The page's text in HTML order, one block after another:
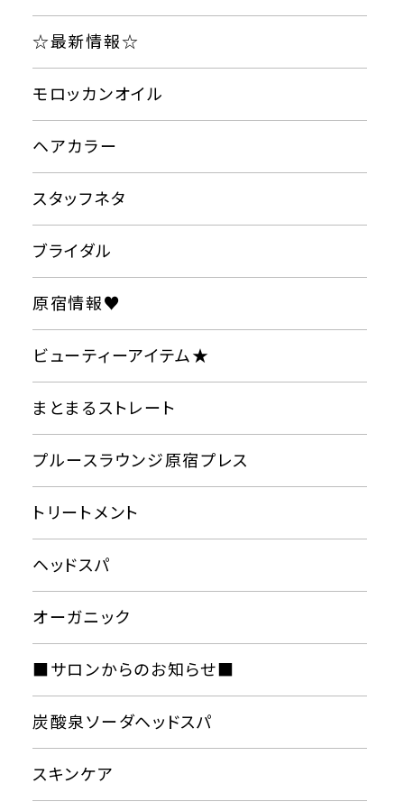
☆最新情報☆
モロッカンオイル
ヘアカラー
スタッフネタ
ブライダル
原宿情報♥
ビューティーアイテム★
まとまるストレート
プルースラウンジ原宿プレス
トリートメント
ヘッドスパ
オーガニック
■サロンからのお知らせ■
炭酸泉ソーダヘッドスパ
スキンケア